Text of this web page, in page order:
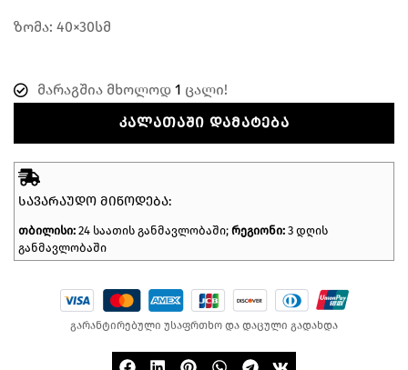
ზომა: 40×30სმ
მარაგშია მხოლოდ 1 ცალი!
ᲙᲐᲚᲐᲗᲐᲨᲘ ᲓᲐᲛᲐᲢᲔᲑᲐ
ᲡᲐᲕᲐᲠᲐᲣᲓᲝ ᲛᲘᲬᲝᲓᲔᲑᲐ:
თბილისი: 24 საათის განმავლობაში; რეგიონი: 3 დღის
განმავლობაში
გარანტირებული უსაფრთხო და დაცული გადახდა